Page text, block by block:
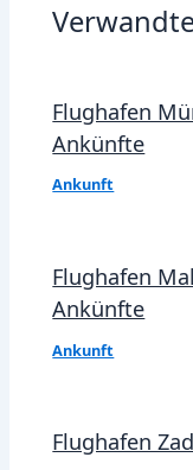
Flughafen
Ankünfte
Ankunft
Flughafen
Ankünfte
Ankunft
Flughafen